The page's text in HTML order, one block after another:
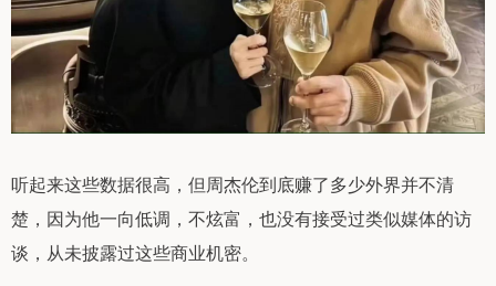
听起来这些数据很高，但周杰伦到底赚了多少外界并不清
楚，因为他一向低调，不炫富，也没有接受过类似媒体的访
谈，从未披露过这些商业机密。